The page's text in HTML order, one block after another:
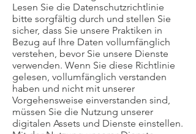
Lesen Sie die Datenschutzrichtlinie
bitte sorgfältig durch und stellen Sie
sicher, dass Sie unsere Praktiken in
Bezug auf Ihre Daten vollumfänglich
verstehen, bevor Sie unsere Dienste
verwenden. Wenn Sie diese Richtlinie
gelesen, vollumfänglich verstanden
haben und nicht mit unserer
Vorgehensweise einverstanden sind,
müssen Sie die Nutzung unserer
digitalen Assets und Dienste einstellen.